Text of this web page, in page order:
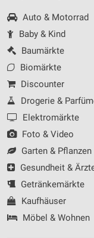
Auto & Motorrad
Baby & Kind
Baumärkte
Biomärkte
Discounter
Drogerie &
Elektromärkte
Foto & Video
Garten & Pflanzen
Gesundheit &
Getränkemärkte
Kaufhäuser
Möbel & Wohnen